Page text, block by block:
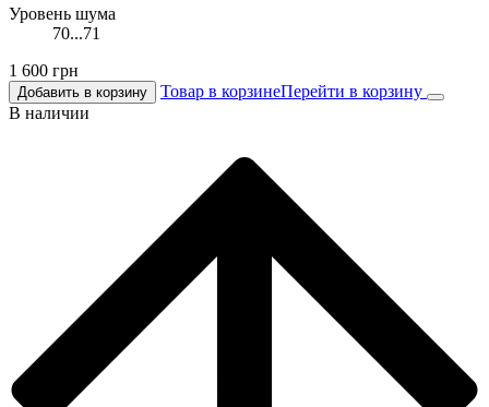
Уровень шума
70...71
1 600 грн
Добавить в корзину Товар в корзинеПерейти в корзину
В наличии